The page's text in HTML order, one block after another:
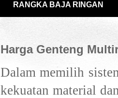
RANGKA BAJA RINGAN
Harga Genteng
Dalam memilih
kekuatan material